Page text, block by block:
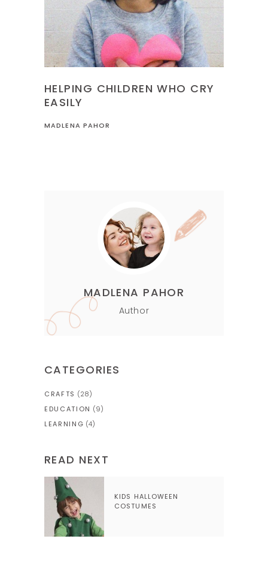
HELPING CHILDREN WHO CRY
EASILY
MADLENA PAHOR
MADLENA PAHOR
Author
CATEGORIES
CRAFTS (28)
EDUCATION (9)
LEARNING (4)
READ NEXT
KIDS HALLOWEEN
COSTUMES